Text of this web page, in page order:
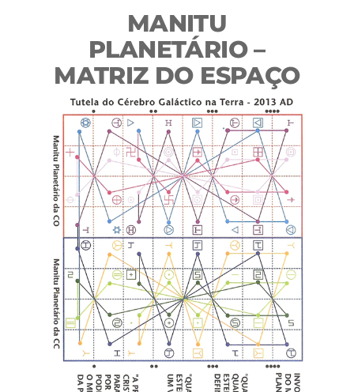
MANITU
PLANETÁRIO –
MATRIZ DO ESPAÇO